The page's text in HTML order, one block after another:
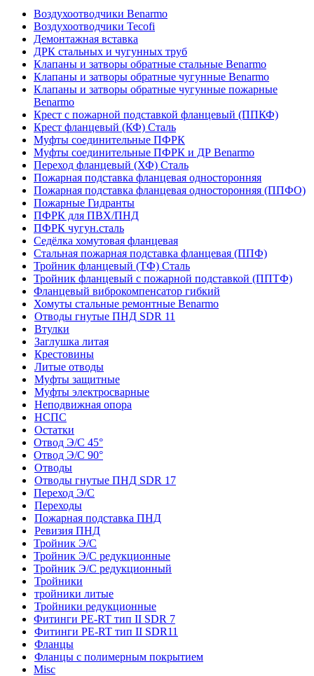
Воздухоотводчики Benarmo
Воздухоотводчики Tecofi
Демонтажная вставка
ДРК стальных и чугунных труб
Клапаны и затворы обратные стальные Benarmo
Клапаны и затворы обратные чугунные Benarmo
Клапаны и затворы обратные чугунные пожарные
Benarmo
Крест с пожарной подставкой фланцевый (ППКФ)
Крест фланцевый (КФ) Сталь
Муфты соединительные ПФРК
Муфты соединительные ПФРК и ДР Benarmo
Переход фланцевый (ХФ) Сталь
Пожарная подставка фланцевая односторонняя
Пожарная подставка фланцевая односторонняя (ППФО)
Пожарные Гидранты
ПФРК для ПВХ/ПНД
ПФРК чугун.сталь
Седёлка хомутовая фланцевая
Стальная пожарная подставка фланцевая (ППФ)
Тройник фланцевый (ТФ) Сталь
Тройник фланцевый с пожарной подставкой (ППТФ)
Фланцевый виброкомпенсатор гибкий
Хомуты стальные ремонтные Benarmo
Отводы гнутые ПНД SDR 11
Втулки
Заглушка литая
Крестовины
Литые отводы
Муфты защитные
Муфты электросварные
Неподвижная опора
НСПС
Остатки
Отвод Э/С 45°
Отвод Э/С 90°
Отводы
Отводы гнутые ПНД SDR 17
Переход Э/С
Переходы
Пожарная подставка ПНД
Ревизия ПНД
Тройник Э/С
Тройник Э/С редукционные
Тройник Э/С редукционный
Тройники
тройники литые
Тройники редукционные
Фитинги PE-RT тип II SDR 7
Фитинги PE-RT тип II SDR11
Фланцы
Фланцы с полимерным покрытием
Misc